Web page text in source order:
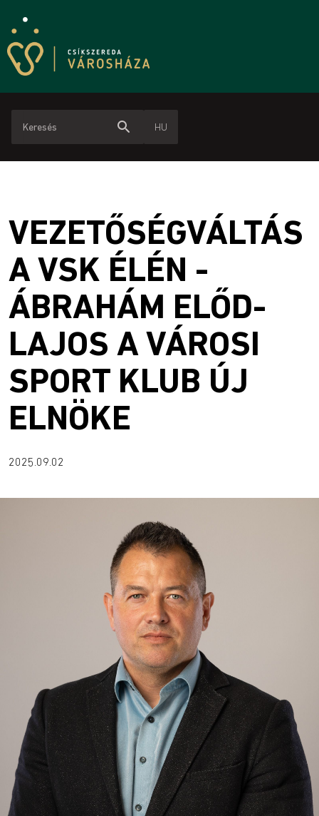
search HU
VEZETŐSÉGVÁLTÁS
A VSK ÉLÉN -
ÁBRAHÁM ELŐD-
LAJOS A VÁROSI
SPORT KLUB ÚJ
ELNÖKE
2025.09.02